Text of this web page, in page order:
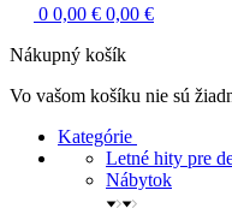
0 0,00 € 0,00 €
Nákupný košík
Vo vašom košíku nie sú
Kategórie
Letné hity pre
Nábytok